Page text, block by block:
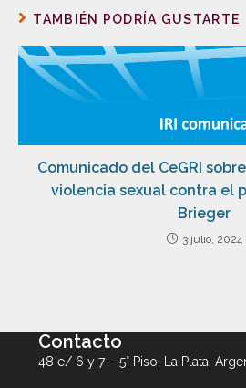
TAMBIÉN PODRÍA GUSTARTE
Comunicado del CeGRI
violencia sexual contra el
Brieger
3 julio, 2024
Contacto
48 e/ 6 y 7 – 5° Piso, La Plata,